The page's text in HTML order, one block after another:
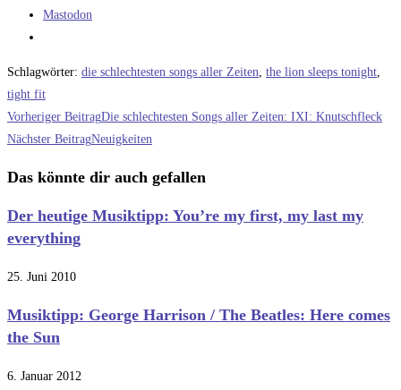
Mastodon
Schlagwörter: die schlechtesten songs aller Zeiten the lion sleeps tonight
tight fit
Weitere
Artikel
ansehen
Vorheriger BeitragDie schlechtesten Songs aller Zeiten: IXI: Knutschfleck
Nächster BeitragNeuigkeiten
Das könnte dir auch gefallen
Der heutige Musiktipp: You’re my first, my last my
everything
25. Juni 2010
Musiktipp: George Harrison / The Beatles: Here comes
the Sun
6. Januar 2012